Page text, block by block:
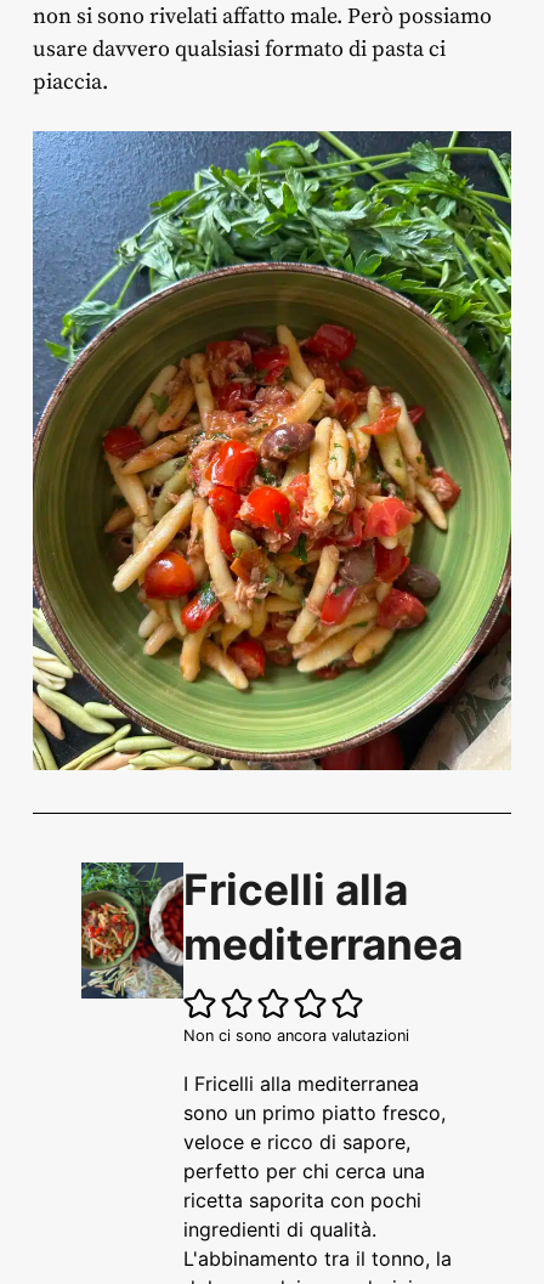
non si sono rivelati affatto male. Però possiamo
usare davvero qualsiasi formato di pasta ci
piaccia.
Fricelli alla
mediterranea
Non ci sono ancora valutazioni
I Fricelli alla mediterranea
sono un primo piatto fresco,
veloce e ricco di sapore,
perfetto per chi cerca una
ricetta saporita con pochi
ingredienti di qualità.
L'abbinamento tra il tonno, la